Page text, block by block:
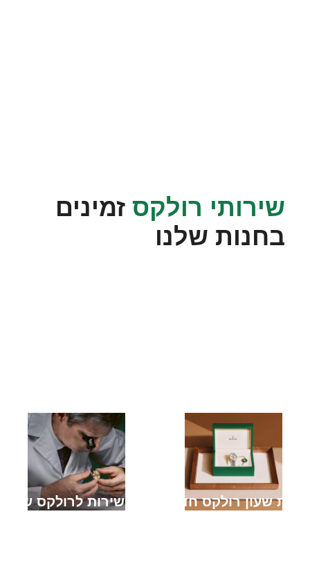
שירותי רולקסזמינים
בחנות שלנו
קניית שעון רולקס חדש מתן שירות לרולקס שלך